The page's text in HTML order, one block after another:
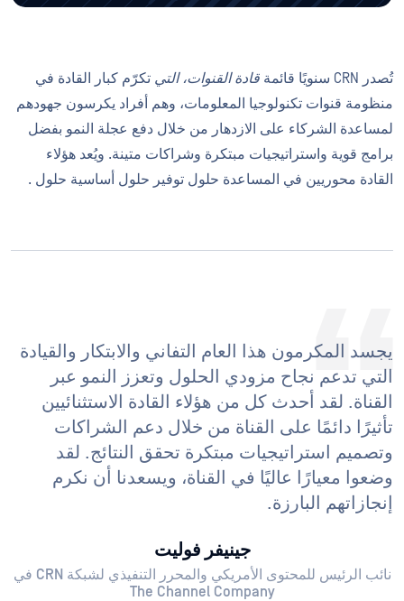
تُصدر CRN سنويًا قائمة قادة القنوات، التي تكرّم كبار القادة في
منظومة قنوات تكنولوجيا المعلومات، وهم أفراد يكرسون جهودهم
لمساعدة الشركاء على الازدهار من خلال دفع عجلة النمو بفضل
برامج قوية واستراتيجيات مبتكرة وشراكات متينة. ويُعد هؤلاء
القادة محوريين في المساعدة حلول توفير حلول أساسية حلول .
يجسد المكرمون هذا العام التفاني والابتكار والقيادة
التي تدعم نجاح مزودي الحلول وتعزز النمو عبر
القناة. لقد أحدث كل من هؤلاء القادة الاستثنائيين
تأثيرًا دائمًا على القناة من خلال دعم الشراكات
وتصميم استراتيجيات مبتكرة تحقق النتائج. لقد
وضعوا معيارًا عاليًا في القناة، ويسعدنا أن نكرم
إنجازاتهم البارزة.
جينيفر فوليت
نائب الرئيس للمحتوى الأمريكي والمحرر التنفيذي لشبكة CRN في
The Channel Company